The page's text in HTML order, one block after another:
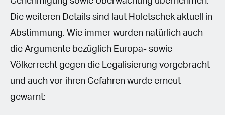
Die weiteren Details sind laut Holetschek aktuell in
Abstimmung. Wie immer wurden natürlich auch
die Argumente bezüglich Europa- sowie
Völkerrecht gegen die Legalisierung vorgebracht
und auch vor ihren Gefahren wurde erneut
gewarnt: